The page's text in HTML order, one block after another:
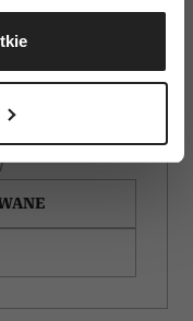
lokalizacji
do kilku metrów
aktywnie
palca)
preferencje w
cookie możesz
dowolnej chwili.
i